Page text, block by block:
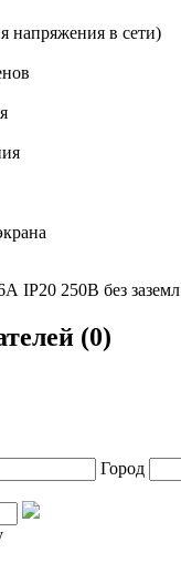
напряжения в сети)
IP20 250В без
(0)
Город